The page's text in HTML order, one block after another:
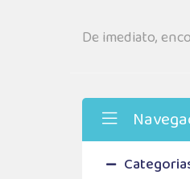
De imediato,